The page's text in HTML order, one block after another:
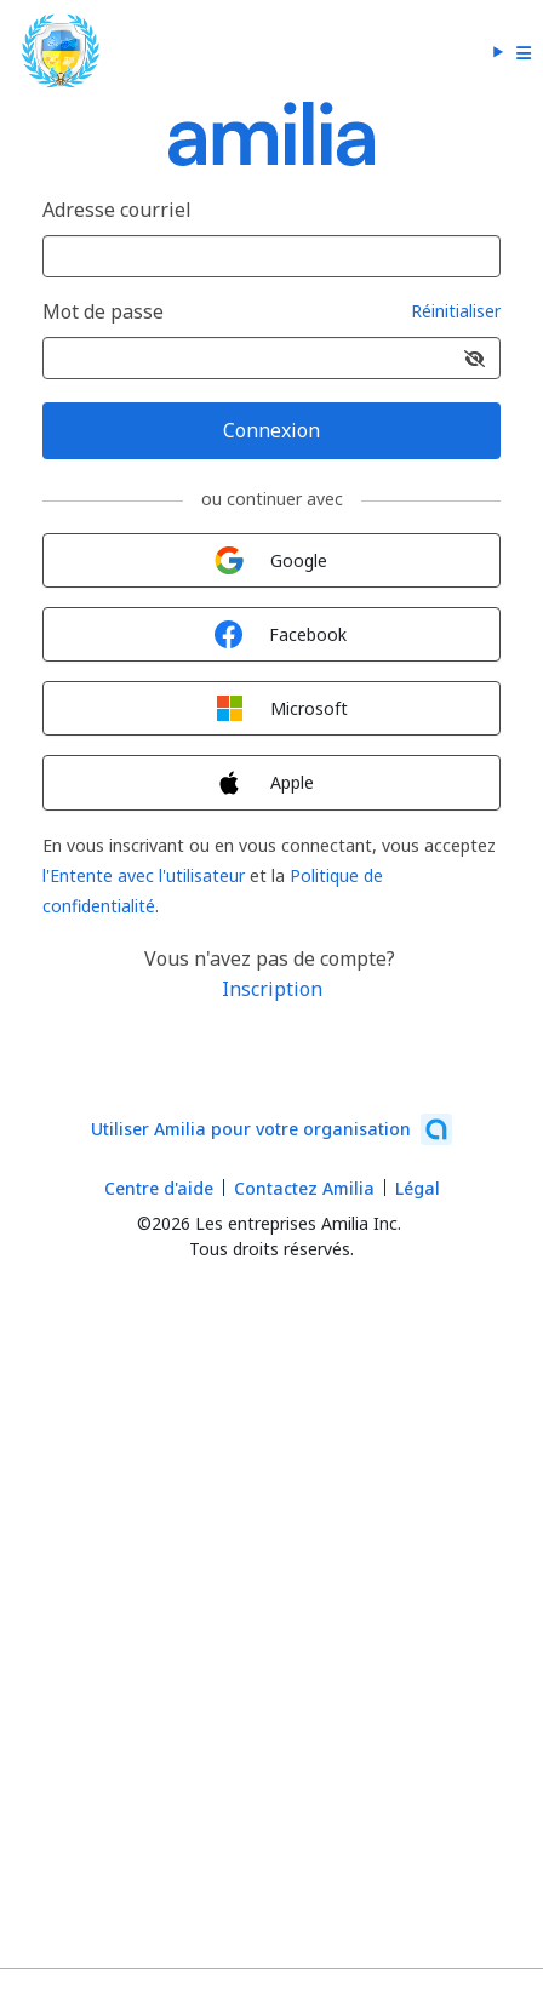
Adresse courriel
Mot de passe Réinitialiser
Connexion
ou continuer avec
Google
Facebook
Microsoft
Apple
En vous inscrivant ou en vous connectant, vous acceptez
l'Entente avec l'utilisateuret la Politique de
confidentialité.
Vous n'avez pas de compte?
Inscription
Utiliser Amilia pour votre organisation
©2026 Les entreprises Amilia Inc.
Tous droits réservés.
Centre d'aide Contactez Amilia Légal